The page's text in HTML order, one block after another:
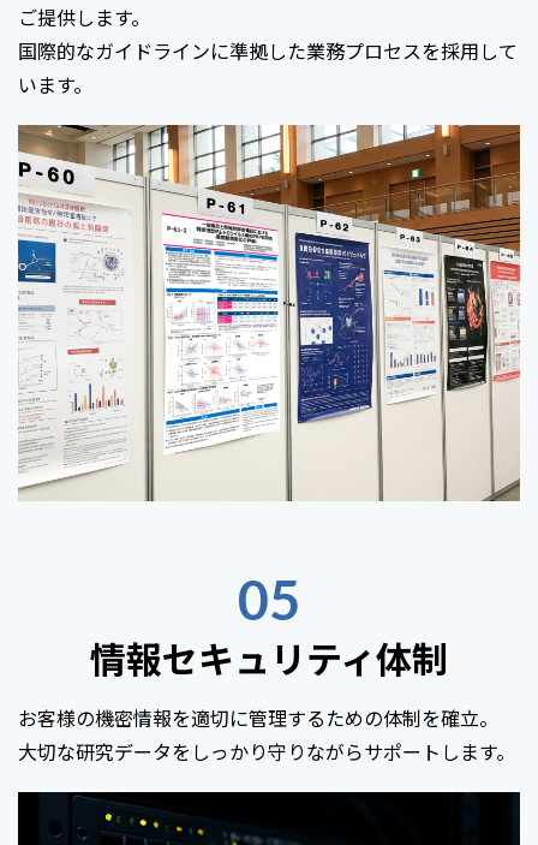
ご提供します。
国際的なガイドラインに準拠した業務プロセスを採用して
います。
05
情報セキュリティ体制
お客様の機密情報を適切に管理するための体制を確立。
大切な研究データをしっかり守りながらサポートします。